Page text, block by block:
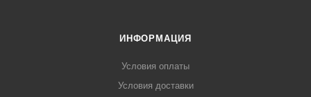
ИНФОРМАЦИЯ
Условия оплаты
Условия доставки